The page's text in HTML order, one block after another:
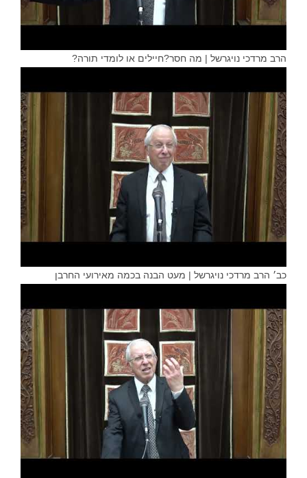
הרב מרדכי נויגרשל | מה חסר?חיילים או לומדי תורה?
כב׳ הרב מרדכי נויגרשל | מעט הבנה בכמה מאירועי החרבן